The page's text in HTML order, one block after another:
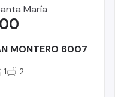
María
MONTERO 6007
1 2